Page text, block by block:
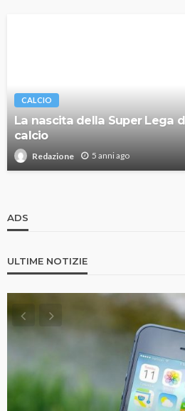
CALCIO
La nascita della Super Lega
calcio
Redazione 5 anni ago
ADS
ULTIME NOTIZIE